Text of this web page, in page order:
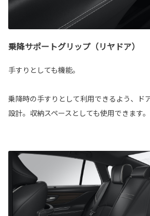
乗降サポートグリップ（リヤドア）
手すりとしても機能。
乗降時の手すりとして利用できるよう、ド
設計。収納スペースとしても使用できます。